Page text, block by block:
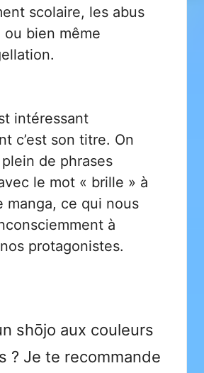
scolaire, les abus
ou bien même
intéressant
c’est son titre. On
de phrases
le mot « brille » à
manga, ce qui nous
à
protagonistes.
shōjo aux couleurs
? Je te recommande